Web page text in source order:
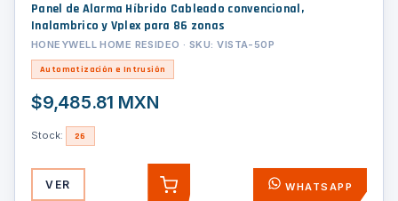
Panel de Alarma Híbrido Cableado convencional,
Inalambrico y Vplex para 86 zonas
HONEYWELL HOME RESIDEO · SKU: VISTA-50P
Automatización e Intrusión
$9,485.81 MXN
Stock: 26
VER AGREGAR WHATSAPP